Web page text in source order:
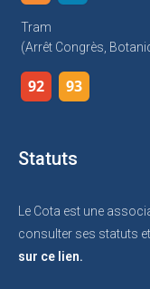
Tram
(arrêt Congrès,
92 93
Statuts
Le Cota est une
consulter ses statuts
sur ce lien.